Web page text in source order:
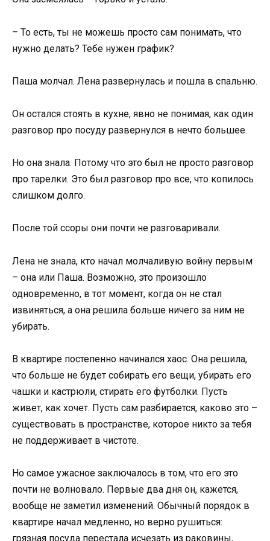
– То есть, ты не можешь просто сам понимать, что
нужно делать? Тебе нужен график?
Паша молчал. Лена развернулась и пошла в спальню.
Он остался стоять в кухне, явно не понимая, как один
разговор про посуду развернулся в нечто большее.
Но она знала. Потому что это был не просто разговор
про тарелки. Это был разговор про все, что копилось
слишком долго.
После той ссоры они почти не разговаривали.
Лена не знала, кто начал молчаливую войну первым
– она или Паша. Возможно, это произошло
одновременно, в тот момент, когда он не стал
извиняться, а она решила больше ничего за ним не
убирать.
В квартире постепенно начинался хаос. Она решила,
что больше не будет собирать его вещи, убирать его
чашки и кастрюли, стирать его футболки. Пусть
живет, как хочет. Пусть сам разбирается, каково это –
существовать в пространстве, которое никто за тебя
не поддерживает в чистоте.
Но самое ужасное заключалось в том, что его это
почти не волновало. Первые два дня он, кажется,
вообще не заметил изменений. Обычный порядок в
квартире начал медленно, но верно рушиться:
грязная посуда перестала исчезать из раковины,